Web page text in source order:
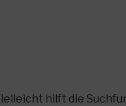
hilft die